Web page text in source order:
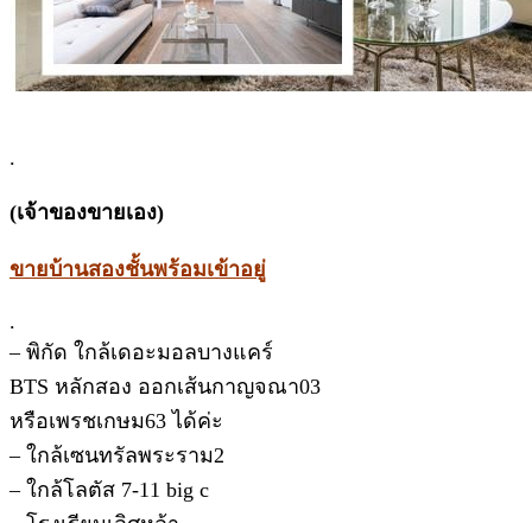
.
(เจ้าของขายเอง)
ขายบ้านสองชั้นพร้อมเข้าอยู่
.
– พิกัด ใกล้เดอะมอลบางแคร์
BTS หลักสอง ออกเส้นกาญจณา03
หรือเพรชเกษม63 ได้ค่ะ
– ใกล้เซนทรัลพระราม2
– ใกล้โลตัส 7-11 big c